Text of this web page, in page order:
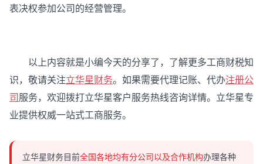
表决权参加公司的经营管理。
以上内容就是小编今天的分享了，了解更多工商财税知
识，敬请关注立华星财务。如果需要代理记账、代办注册公
司 服务，欢迎拨打立华星客户服务热线咨询详情。立华星专
业提供权威一站式工商服务。
立华星财务目前全国各地均有分公司以及合作机构办理各种